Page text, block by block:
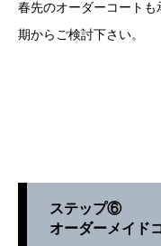
春先のオーダーコート
期からご検討下さい。
ステップ⑥
オーダーメイド